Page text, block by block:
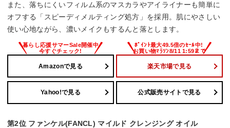
また、落ちにくいフィルム系のマスカラやアイライナーも簡単に
オフする「スピーディメルティング処方」を採用。肌にやさしい
使い心地ながら、濃いメイクもするんと落とします。
Amazonで見る 楽天市場で見る
Yahoo!で見る 公式販売サイトで見る
第2位 ファンケル(FANCL) マイルド クレンジング オイル